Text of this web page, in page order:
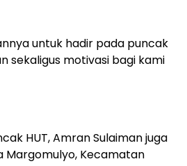
untuk hadir pada puncak
sekaligus motivasi bagi kami
HUT, Amran Sulaiman juga
Margomulyo, Kecamatan